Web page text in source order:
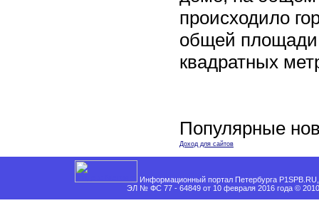
происходило
общей площади
квадратных
Популярные
Доход для сайтов
Информационный портал Петербурга
ЭЛ № ФС 77 - 64849 от 10 февраля 2016 года ©